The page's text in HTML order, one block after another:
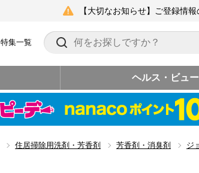
【大切なお知らせ】ご登録情
特集一覧
ヘルス・ビュ
住居掃除用洗剤・芳香剤 芳香剤・消臭剤 ジ